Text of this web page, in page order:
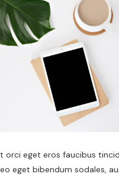
orci eget eros faucibus
eget bibendum sodales,